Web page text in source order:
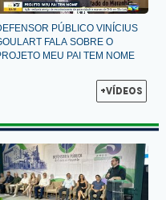
DA DPE
PÚBLICO VINÍCIUS
FALA SOBRE O
MEU PAI TEM NOME
+Vídeos